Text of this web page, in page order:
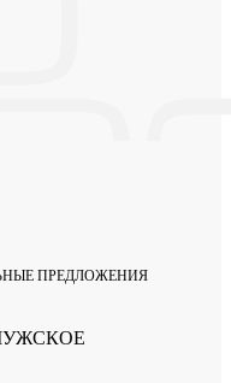
ПРЕДЛОЖЕНИЯ